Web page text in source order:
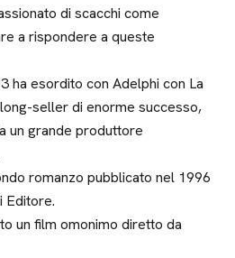
di scacchi come
a rispondere a queste
ha esordito con Adelphi con La
seller di enorme successo,
un grande produttore
romanzo pubblicato nel 1996
Editore.
un film omonimo diretto da